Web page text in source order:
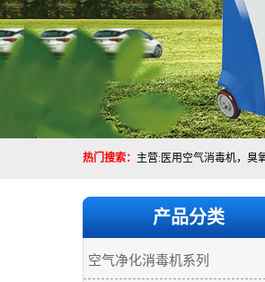
热门搜索：
产品分类
空气净化消毒机系列